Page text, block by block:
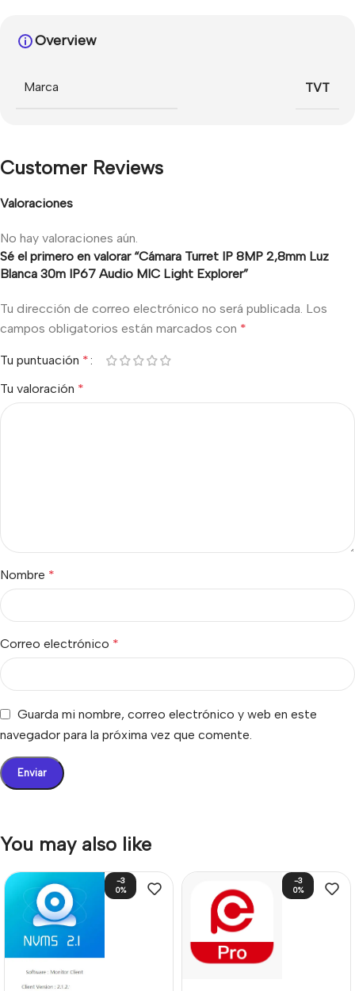
Overview
Marca TVT
Customer Reviews
Valoraciones
No hay valoraciones aún.
Sé el primero en valorar “Cámara Turret IP 8MP 2,8mm Luz
Blanca 30m IP67 Audio MIC Light Explorer”
Tu dirección de correo electrónico no será publicada. Los
campos obligatorios están marcados con *
Tu puntuación *
Tu valoración *
Nombre *
Correo electrónico *
Guarda mi nombre, correo electrónico y web en este
navegador para la próxima vez que comente.
You may also like
-3
0%
-3
0%